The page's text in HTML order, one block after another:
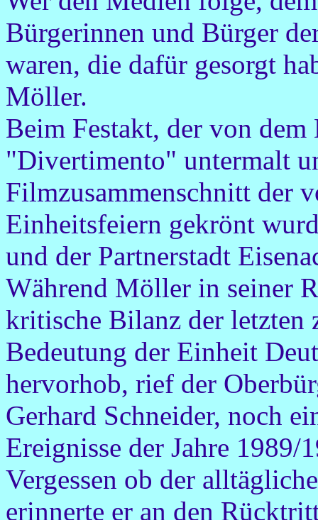
Bürgerinnen und Bürger
waren, die dafür gesorgt
Möller.
Beim Festakt, der von dem
"Divertimento" untermalt
Filmzusammenschnitt der
Einheitsfeiern gekrönt
und der Partnerstadt
Während Möller in seiner
kritische Bilanz der letzten
Bedeutung der Einheit
hervorhob, rief der
Gerhard Schneider, noch
Ereignisse der Jahre 1989/
Vergessen ob der
erinnerte er an den